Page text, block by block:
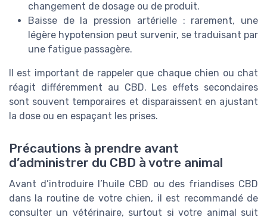
changement de dosage ou de produit.
Baisse de la pression artérielle : rarement, une
légère hypotension peut survenir, se traduisant par
une fatigue passagère.
Il est important de rappeler que chaque chien ou chat
réagit différemment au CBD. Les effets secondaires
sont souvent temporaires et disparaissent en ajustant
la dose ou en espaçant les prises.
Précautions à prendre avant
d’administrer du CBD à votre animal
Avant d’introduire l’huile CBD ou des friandises CBD
dans la routine de votre chien, il est recommandé de
consulter un vétérinaire, surtout si votre animal suit